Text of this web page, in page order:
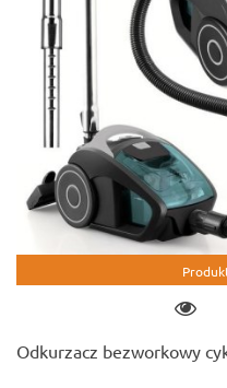
Odkurzacz bezworkowy